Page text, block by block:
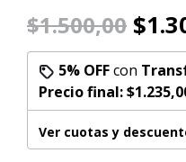
$1.500,00
5% OFFcon
Precio final:
Ver cuotas y